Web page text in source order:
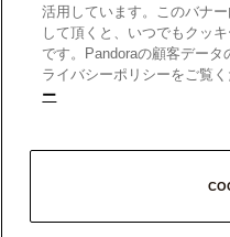
活用しています。このバナ
して頂くと、いつでもクッ
です。Pandoraの顧客デー
ライバシーポリシーをご覧く
ー